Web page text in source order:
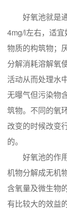
好氧池就是通
4mg/l左右，适
物质的构筑物；
分解消耗溶解氧
活动从而处理水
无曝气但污染物
筑物。不同的氧
改变的时候改变
的。
好氧池的作用
机物分解成无机
含氧量及微生物
有比较大的效益